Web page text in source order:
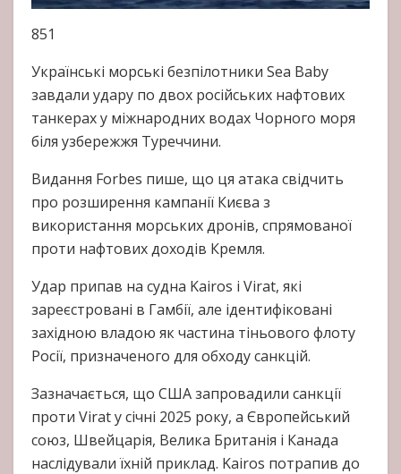
851
Українські морські безпілотники Sea Baby
завдали удару по двох російських нафтових
танкерах у міжнародних водах Чорного моря
біля узбережжя Туреччини.
Видання Forbes пише, що ця атака свідчить
про розширення кампанії Києва з
використання морських дронів, спрямованої
проти нафтових доходів Кремля.
Удар припав на судна Kairos і Virat, які
зареєстровані в Гамбії, але ідентифіковані
західною владою як частина тіньового флоту
Росії, призначеного для обходу санкцій.
Зазначається, що США запровадили санкції
проти Virat у січні 2025 року, а Європейський
союз, Швейцарія, Велика Британія і Канада
наслідували їхній приклад. Kairos потрапив до